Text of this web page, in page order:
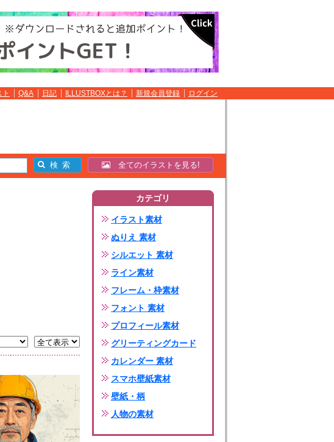
Q&A 日記 ILLUSTBOXとは？ 新規会員登録 ログイン
全てのイラストを見る!
カテゴリ
イラスト素材
ぬりえ 素材
シルエット 素材
ライン素材
フレーム・枠素材
フォント 素材
プロフィール素材
グリーティングカード
カレンダー 素材
スマホ壁紙素材
壁紙・柄
人物の素材